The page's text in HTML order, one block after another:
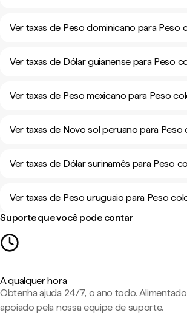
Ver taxas de Peso dominicano para Peso
Ver taxas de Dólar guianense para Peso
Ver taxas de Peso mexicano para Peso
Ver taxas de Novo sol peruano para Peso
Ver taxas de Dólar surinamês para Peso
Ver taxas de Peso uruguaio para Peso
Suporte que você pode contar
A qualquer hora
Obtenha ajuda 24/7, o ano todo.
apoiado pela nossa equipe de suporte.